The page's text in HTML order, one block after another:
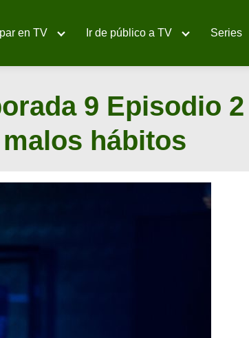
en TV Ir de público a TV Series
9 Episodio
malos hábitos